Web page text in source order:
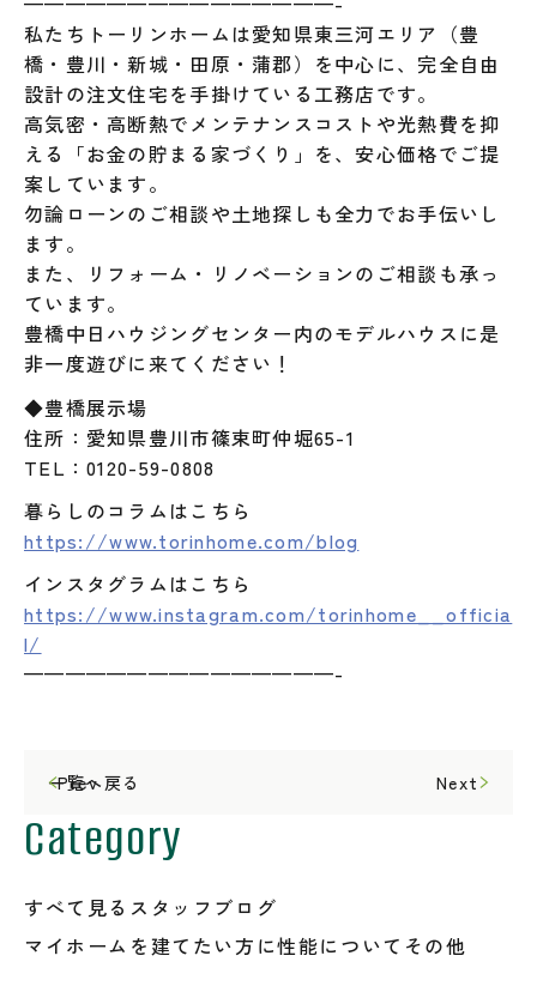
私たちトーリンホームは愛知県東三河エリア（豊
橋・豊川・新城・田原・蒲郡）を中心に、完全自由
設計の注文住宅を手掛けている工務店です。
高気密・高断熱でメンテナンスコストや光熱費を抑
える「お金の貯まる家づくり」を、安心価格でご提
案しています。
勿論ローンのご相談や土地探しも全力でお手伝いし
ます。
また、リフォーム・リノベーションのご相談も承っ
ています。
豊橋中日ハウジングセンター内のモデルハウスに是
非一度遊びに来てください！
◆豊橋展示場
住所：愛知県豊川市篠束町仲堀65-1
TEL：0120-59-0808
暮らしのコラムはこちら
https://www.torinhome.com/blog
インスタグラムはこちら
https://www.instagram.com/torinhome__officia
l/
———————————————-
一覧へ戻る
Prev Next
Category
すべて見る スタッフブログ
マイホームを建てたい方に性能について その他